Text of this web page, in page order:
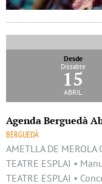
Desde
Dissabte
15
abril
Agenda Berguedà
BERGUEDÀ
AMETLLA DE
TEATRE ESPLAI •
TEATRE ESPLAI •